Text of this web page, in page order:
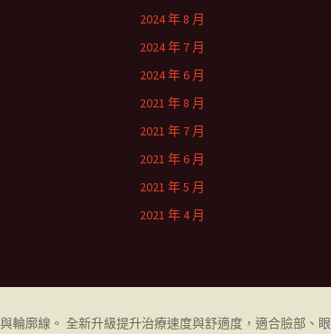
2024 年 8 月
2024 年 7 月
2024 年 6 月
2021 年 8 月
2021 年 7 月
2021 年 6 月
2021 年 5 月
2021 年 4 月
輪廓線。 全新升級提升治療速度與舒適度，適合臉部、眼